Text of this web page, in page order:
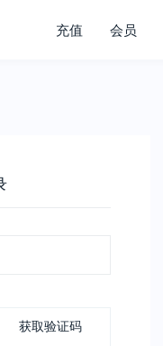
充值 会员
获取验证码